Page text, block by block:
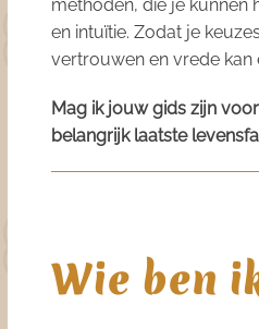
methoden, die je kunnen
en intuïtie. Zodat je
vertrouwen en vrede kan
Mag ik jouw gids zijn
belangrijk laatste
Wie ben